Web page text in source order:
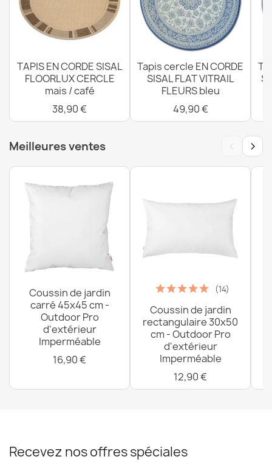
tissage plat marron
31,90 €
Tapis EN CORDE SISAL SION rond A5165A Mélange
tissage plat beige
Tapis, couloir EN CORDE SISAL SION A5165A Mélange
TAPIS EN CORDE SISAL
FLOORLUX CERCLE
mais / café
38,90 €
Tapis cercle EN CORDE
SISAL FLAT VITRAIL
FLEURS bleu
49,90 €
Meilleures ventes ‹ ›
Coussin de jardin
carré 45x45 cm -
Outdoor Pro
d'extérieur
Imperméable
16,90 €
(14)
Coussin de jardin
rectangulaire 30x50
cm - Outdoor Pro
d'extérieur
Imperméable
12,90 €
Recevez nos offres spéciales